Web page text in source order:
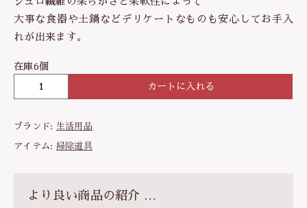
大事な食器や土鍋などデリケートなものも安心してお手入
れが出来ます。
在庫6個
ッ
ン
柄
カートに入れる
ブランド: 生活用品
アイテム: 掃除道具
より良い商品の紹介 …